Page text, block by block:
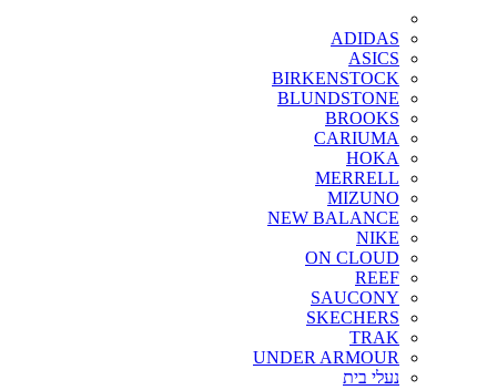
ADIDAS
ASICS
BIRKENSTOCK
BLUNDSTONE
BROOKS
CARIUMA
HOKA
MERRELL
MIZUNO
NEW BALANCE
NIKE
ON CLOUD
REEF
SAUCONY
SKECHERS
TRAK
UNDER ARMOUR
נעלי בית